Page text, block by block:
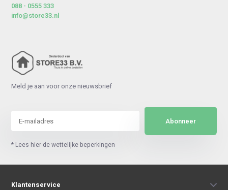
088 - 0555 333
info@store33.nl
Meld je aan voor onze nieuwsbrief
Abonneer
* Lees hier de wettelijke beperkingen
Klantenservice